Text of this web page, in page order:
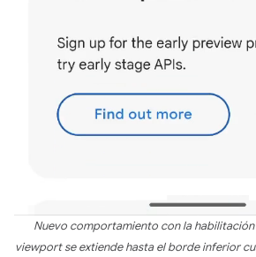
Nuevo comportamiento con la
viewport se extiende hasta el borde inferior